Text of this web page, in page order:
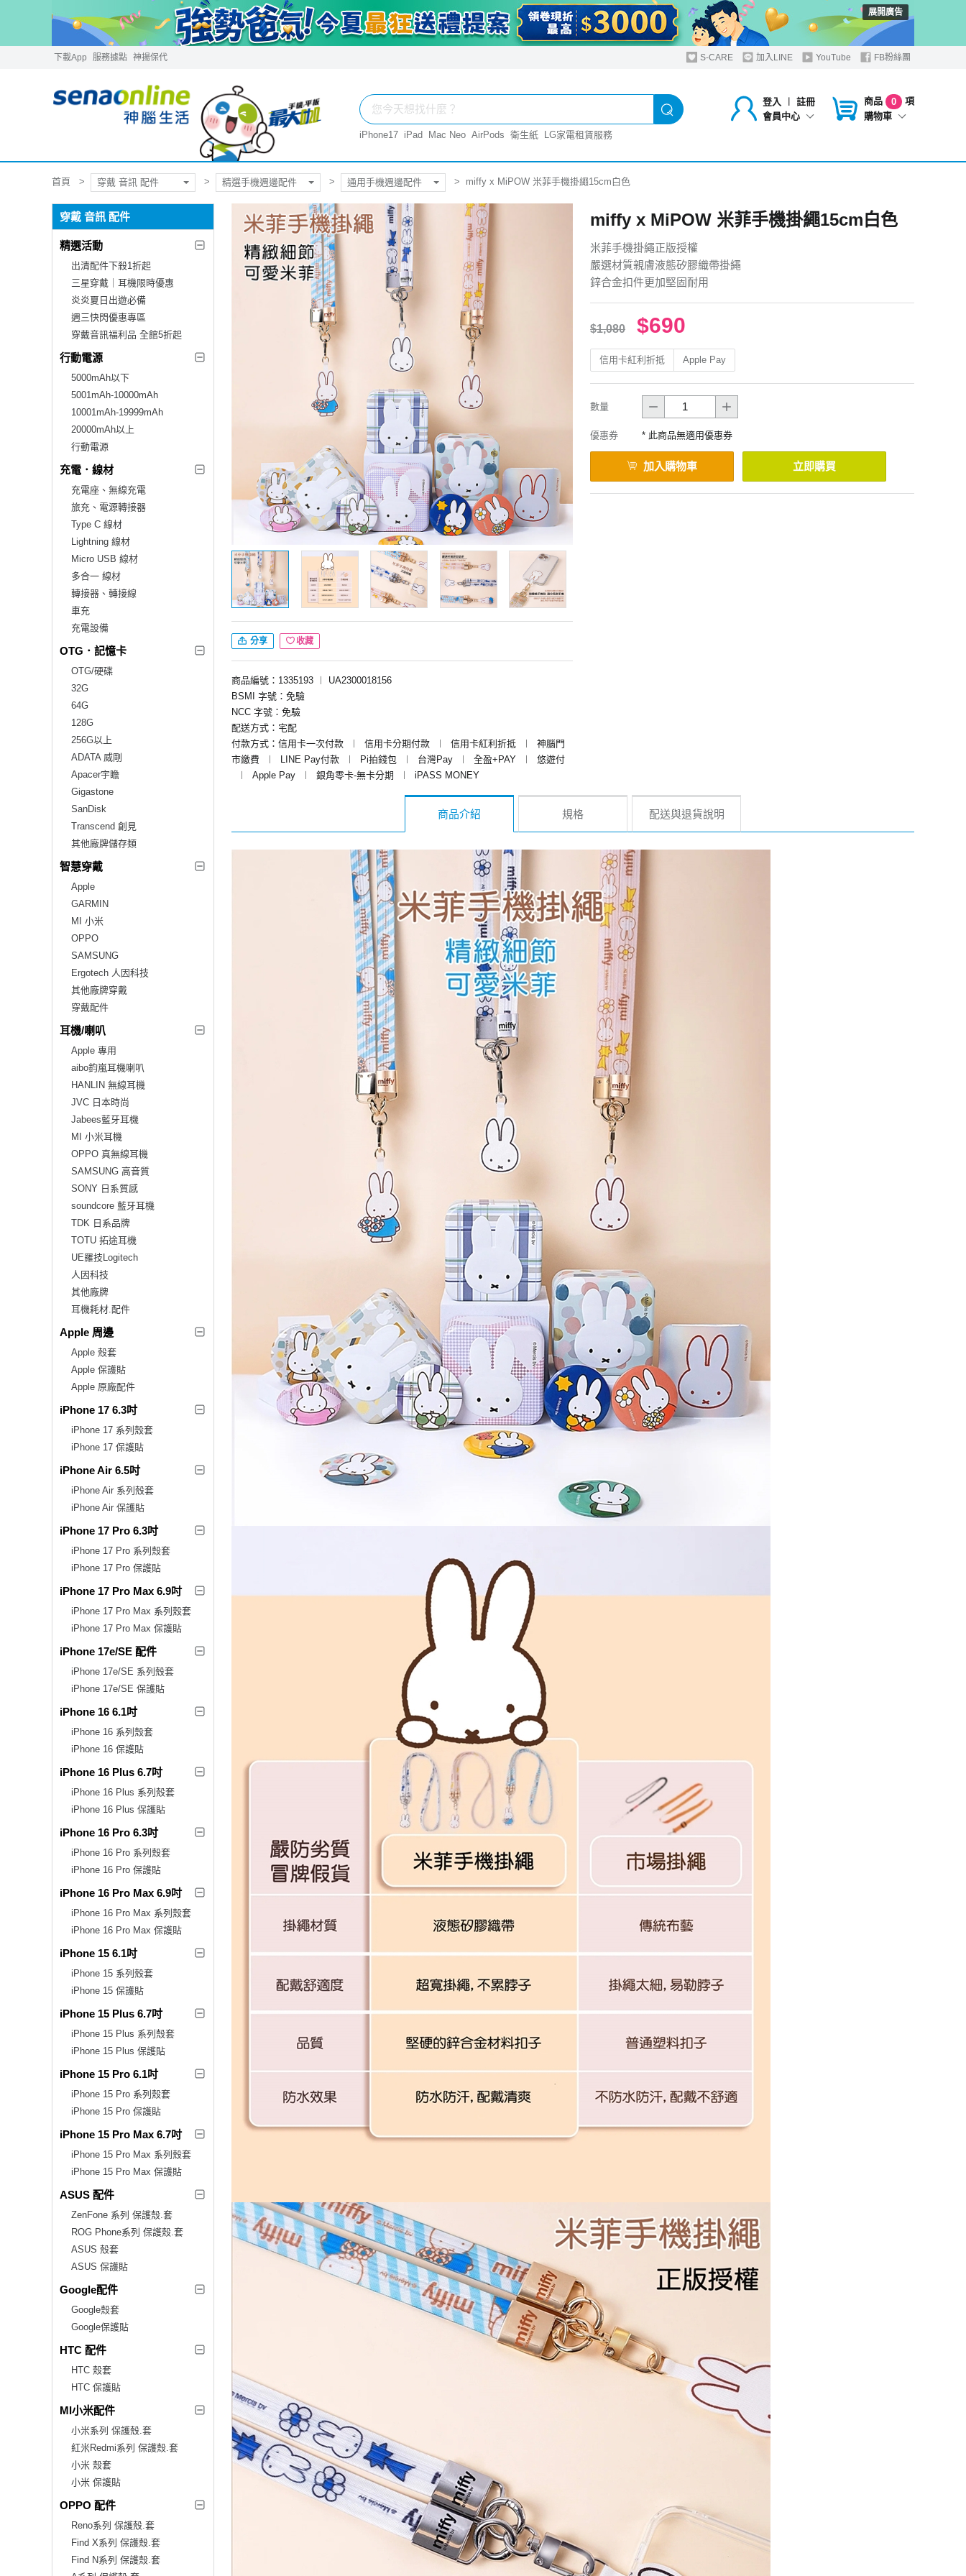
展開廣告
下載App 服務據點 神揚保代 S-CARE 加入LINE YouTube FB粉絲團
登入 ︱
註冊
會員中心
商品 0
項
購物車
iPhone17 iPad Mac Neo AirPods 衛生紙 LG家電租賃服務
首頁 穿戴 音訊 配件 精選手機週邊配件 通用手機週邊配件 miffy x MiPOW 米菲手機掛繩15cm白色
穿戴 音訊 配件
精選活動
出清配件下殺1折起
三星穿戴｜耳機限時優惠
炎炎夏日出遊必備
週三快閃優惠專區
穿戴音訊福利品 全館5折起
行動電源
5000mAh以下
5001mAh-10000mAh
10001mAh-19999mAh
20000mAh以上
行動電源
充電．線材
充電座、無線充電
旅充、電源轉接器
Type C 線材
Lightning 線材
Micro USB 線材
多合一 線材
轉接器、轉接線
車充
充電設備
OTG．記憶卡
OTG/硬碟
32G
64G
128G
256G以上
ADATA 威剛
Apacer宇瞻
Gigastone
SanDisk
Transcend 創見
其他廠牌儲存類
智慧穿戴
Apple
GARMIN
MI 小米
OPPO
SAMSUNG
Ergotech 人因科技
其他廠牌穿戴
穿戴配件
耳機/喇叭
Apple 專用
aibo鈞嵐耳機喇叭
HANLIN 無線耳機
JVC 日本時尚
Jabees藍牙耳機
MI 小米耳機
OPPO 真無線耳機
SAMSUNG 高音質
SONY 日系質感
soundcore 藍牙耳機
TDK 日系品牌
TOTU 拓途耳機
UE羅技Logitech
人因科技
其他廠牌
耳機耗材.配件
Apple 周邊
Apple 殼套
Apple 保護貼
Apple 原廠配件
iPhone 17 6.3吋
iPhone 17 系列殼套
iPhone 17 保護貼
iPhone Air 6.5吋
iPhone Air 系列殼套
iPhone Air 保護貼
iPhone 17 Pro 6.3吋
iPhone 17 Pro 系列殼套
iPhone 17 Pro 保護貼
iPhone 17 Pro Max 6.9吋
iPhone 17 Pro Max 系列殼套
iPhone 17 Pro Max 保護貼
iPhone 17e/SE 配件
iPhone 17e/SE 系列殼套
iPhone 17e/SE 保護貼
iPhone 16 6.1吋
iPhone 16 系列殼套
iPhone 16 保護貼
iPhone 16 Plus 6.7吋
iPhone 16 Plus 系列殼套
iPhone 16 Plus 保護貼
iPhone 16 Pro 6.3吋
iPhone 16 Pro 系列殼套
iPhone 16 Pro 保護貼
iPhone 16 Pro Max 6.9吋
iPhone 16 Pro Max 系列殼套
iPhone 16 Pro Max 保護貼
iPhone 15 6.1吋
iPhone 15 系列殼套
iPhone 15 保護貼
iPhone 15 Plus 6.7吋
iPhone 15 Plus 系列殼套
iPhone 15 Plus 保護貼
iPhone 15 Pro 6.1吋
iPhone 15 Pro 系列殼套
iPhone 15 Pro 保護貼
iPhone 15 Pro Max 6.7吋
iPhone 15 Pro Max 系列殼套
iPhone 15 Pro Max 保護貼
ASUS 配件
ZenFone 系列 保護殼.套
ROG Phone系列 保護殼.套
ASUS 殼套
ASUS 保護貼
Google配件
Google殼套
Google保護貼
HTC 配件
HTC 殼套
HTC 保護貼
MI小米配件
小米系列 保護殼.套
紅米Redmi系列 保護殼.套
小米 殼套
小米 保護貼
OPPO 配件
Reno系列 保護殼.套
Find X系列 保護殼.套
Find N系列 保護殼.套
分享 收藏
商品編號：1335193 ︱
UA2300018156
BSMI 字號：免驗
NCC 字號：免驗
配送方式：宅配
付款方式：信用卡一次付款
︱ 信用卡分期付款 ︱ 信用卡紅利折抵 ︱
神腦門
市繳費
︱ LINE Pay付款 ︱ Pi拍錢包 ︱ 台灣Pay ︱ 全盈+PAY ︱
悠遊付
︱
Apple Pay ︱ 銀角零卡-無卡分期 ︱ iPASS MONEY
miffy x MiPOW 米菲手機掛繩15cm白色
米菲手機掛繩正版授權
嚴選材質親膚液態矽膠織帶掛繩
鋅合金扣件更加堅固耐用
$1,080 $690
信用卡紅利折抵 Apple Pay
數量
優惠券 * 此商品無適用優惠券
加入購物車 立即購買
商品介紹 規格 配送與退貨說明